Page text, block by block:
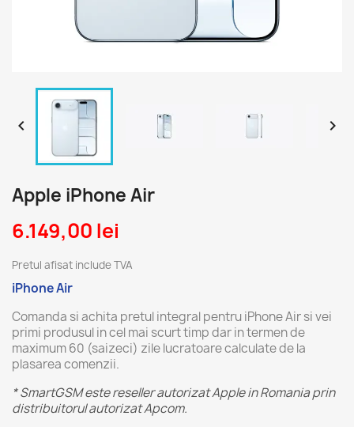
 
Apple iPhone Air
6.149,00 lei
Pretul afisat include TVA
iPhone Air
Comanda si achita pretul integral pentru iPhone Air si vei
primi produsul in cel mai scurt timp dar in termen de
maximum 60 (saizeci) zile lucratoare calculate de la
plasarea comenzii.
* SmartGSM este reseller autorizat Apple in Romania prin
distribuitorul autorizat Apcom.